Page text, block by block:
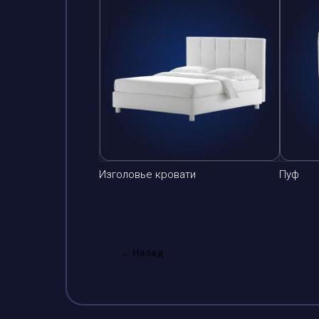
Изголовье кровати Пуф
← Назад